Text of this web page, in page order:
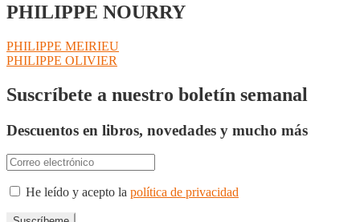
PHILIPPE NOURRY
Navegación
de
entradas
Anterior:
PHILIPPE MEIRIEU
Siguiente:
PHILIPPE OLIVIER
Suscríbete a nuestro boletín semanal
Descuentos en libros, novedades y mucho más
He leído y acepto la política de privacidad